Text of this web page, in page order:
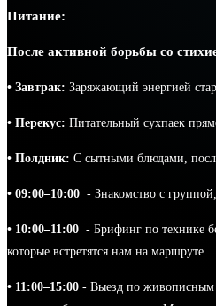
Питание:
После активной борьбы со
• Завтрак: Заряжающий энергией
• Перекус: Питательный сухпаек
• Полдник: С сытными блюдами, после
• 09:00–10:00 - Знакомство с
• 10:00–11:00 - Брифинг по технике
которые встретятся нам на маршруте.
• 11:00–15:00 - Выезд по живописным